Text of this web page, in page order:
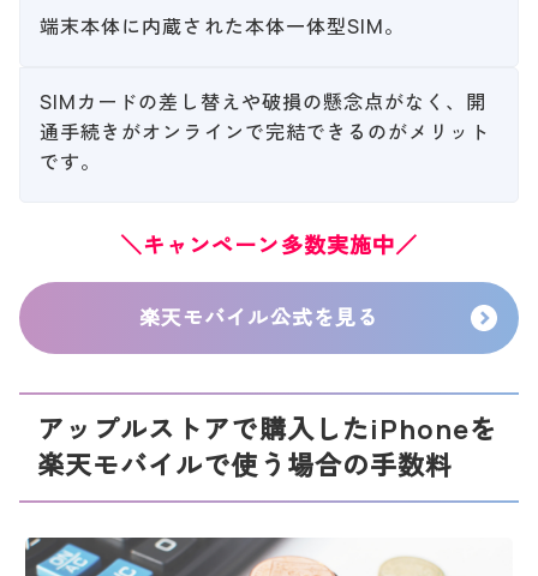
端末本体に内蔵された本体一体型SIM。
SIMカードの差し替えや破損の懸念点がなく、開
通手続きがオンラインで完結できるのがメリット
です。
＼キャンペーン多数実施中／
楽天モバイル公式を見る
アップルストアで購入したiPhoneを
楽天モバイルで使う場合の手数料